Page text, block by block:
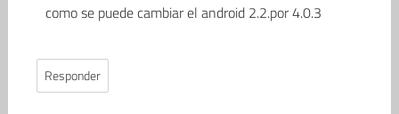
como se puede cambiar el android 2.2.por 4.0.3
Responder